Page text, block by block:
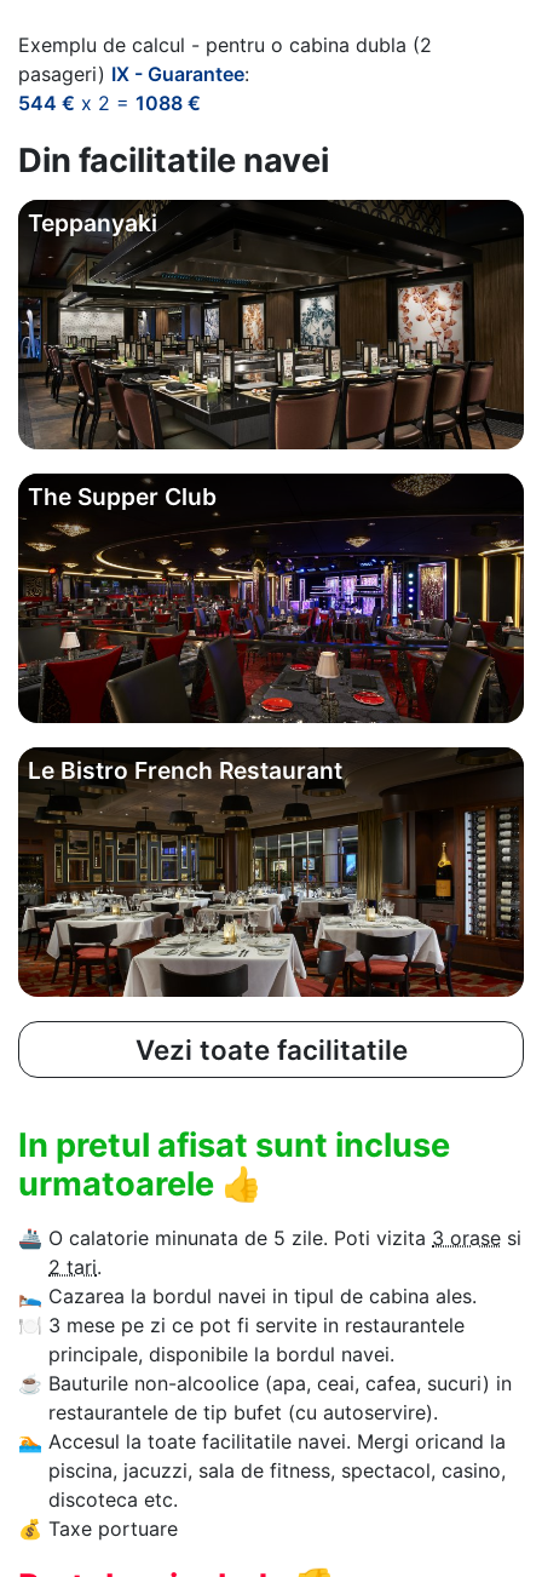
Exemplu de calcul - pentru o cabina dubla (2
pasageri) IX - Guarantee:
544 € x 2 = 1088 €
Din facilitatile navei
Teppanyaki
The Supper Club
Le Bistro French Restaurant
Vezi toate facilitatile
In pretul afisat sunt incluse
urmatoarele 👍
🚢 O calatorie minunata de 5 zile. Poti vizita 3 orase si
2 tari.
🛌 Cazarea la bordul navei in tipul de cabina ales.
🍽 3 mese pe zi ce pot fi servite in restaurantele
principale, disponibile la bordul navei.
☕ Bauturile non-alcoolice (apa, ceai, cafea, sucuri) in
restaurantele de tip bufet (cu autoservire).
🏊‍ Accesul la toate facilitatile navei. Mergi oricand la
piscina, jacuzzi, sala de fitness, spectacol, casino,
discoteca etc.
💰 Taxe portuare